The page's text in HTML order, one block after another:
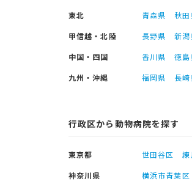
東北
青森県 秋田
甲信越・北陸
長野県 新潟
中国・四国
香川県 徳島
九州・沖縄
福岡県 長
行政区から動物病院を探す
東京都 世田谷区
神奈川県
横浜市青葉区